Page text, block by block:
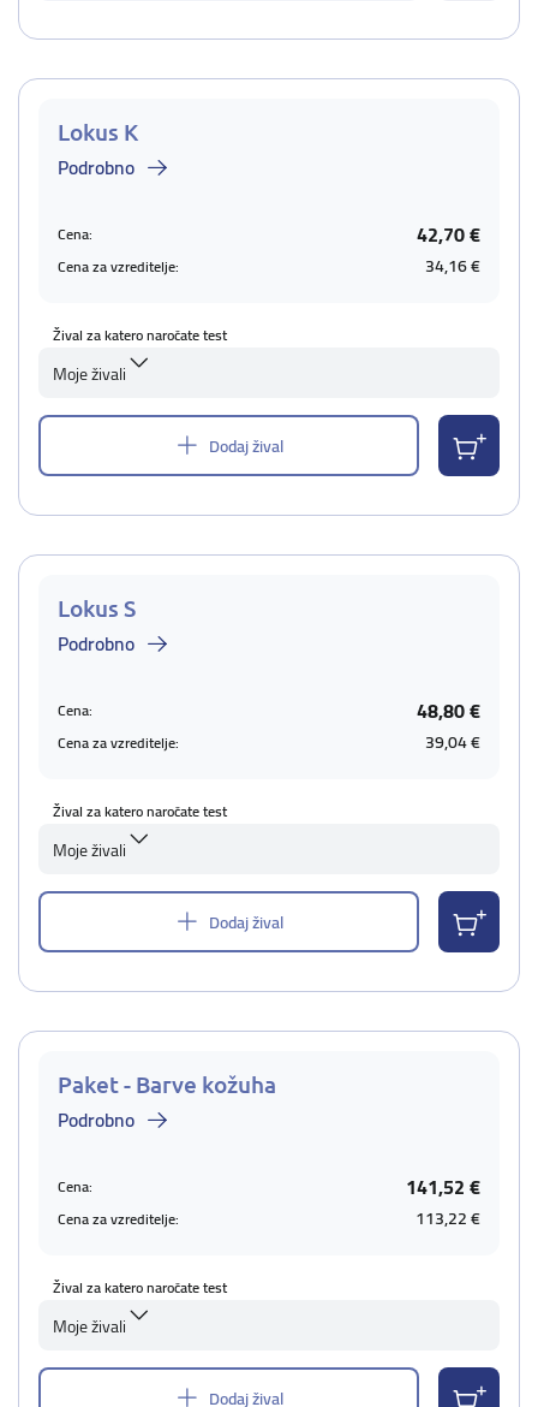
Lokus K
Podrobno
Cena: 42,70 €
Cena za vzreditelje: 34,16 €
Žival za katero naročate test
Moje živali
Dodaj žival
Lokus S
Podrobno
Cena: 48,80 €
Cena za vzreditelje: 39,04 €
Žival za katero naročate test
Moje živali
Dodaj žival
Paket - Barve kožuha
Podrobno
Cena: 141,52 €
Cena za vzreditelje: 113,22 €
Žival za katero naročate test
Moje živali
Dodaj žival